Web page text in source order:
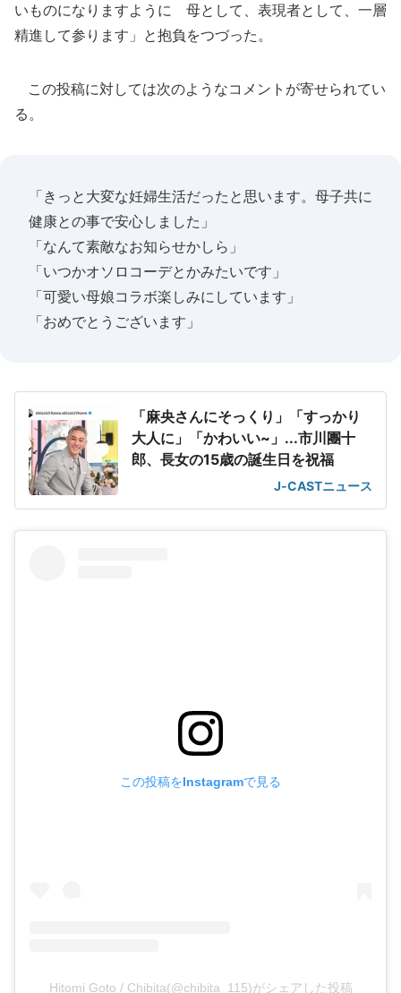
いものになりますように 母として、表現者として、一層
精進して参ります」と抱負をつづった。
この投稿に対しては次のようなコメントが寄せられてい
る。
「きっと大変な妊婦生活だったと思います。母子共に
健康との事で安心しました」
「なんて素敵なお知らせかしら」
「いつかオソロコーデとかみたいです」
「可愛い母娘コラボ楽しみにしています」
「おめでとうございます」
「麻央さんにそっくり」「すっかり
大人に」「かわいい~」...市川團十
郎、長女の15歳の誕生日を祝福
J-CASTニュース
この投稿をInstagramで見る
Hitomi Goto / Chibita(@chibita_115)がシェアした投稿